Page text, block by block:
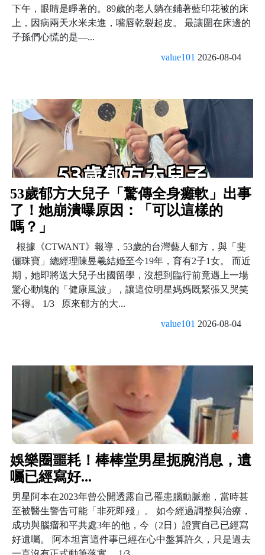
下午，眼睛是睜著的。89歲的老人躺在鋪著藍印花被的床
上，因病兩天水米未進，嘴唇乾裂起皮。 最讓圍在床邊的
子孫們心慌的是—...
value101 2026-08-04
53歲郁方大兒子「驚傳全身癱軟」出事
了！她崩潰曝原因：「可以這樣的
嗎？」
根據《CTWANT》報導，53歲的台灣藝人郁方，與「斐
儷珠寶」總經理陳昱羲結婚至今19年，育有2子1女。 而近
期，她即將送大兒子出國留學，沒想到臨行前竟遇上一場
驚心動魄的「健康風波」，讓這位明星媽媽既緊張又哭笑
不得。 1/3 原來郁方的大...
value101 2026-08-04
娛樂圈噩耗！棒棒堂男星扼腕消息，遺
囑已經寫好...
男星阿本在2023年曾公開透露自己罹患腦動脈瘤，當時甚
至被醫生警告可能「非死即殘」。 如今經過調整與治療，
成功與腦瘤和平共處3年的他，今（2日）證實自己已經寫
好遺囑。 阿本坦言這件事已經在心中盤算許久，只是過去